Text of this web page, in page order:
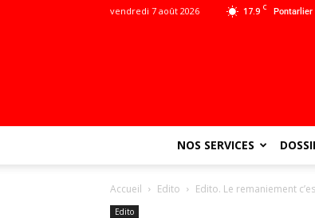
17.9 C Pontarlier
vendredi 7 août 2026
NOS SERVICES
Accueil Edito Edito. Le remaniement
Edito